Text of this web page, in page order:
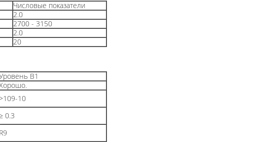
Числовые показатели
2.0
2700 - 3150
2.0
20
B1
10
0.3
R9